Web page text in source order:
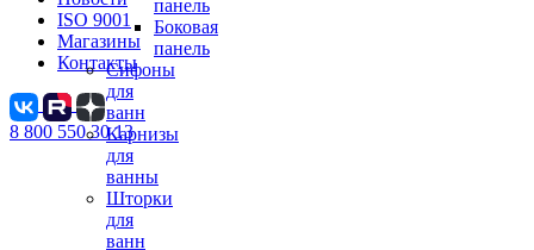
панель
Боковая
панель
Сифоны
для
ванн
Карнизы
для
ванны
Шторки
для
ванн
ISO 9001
Магазины
Контакты
8 800 550 30 13